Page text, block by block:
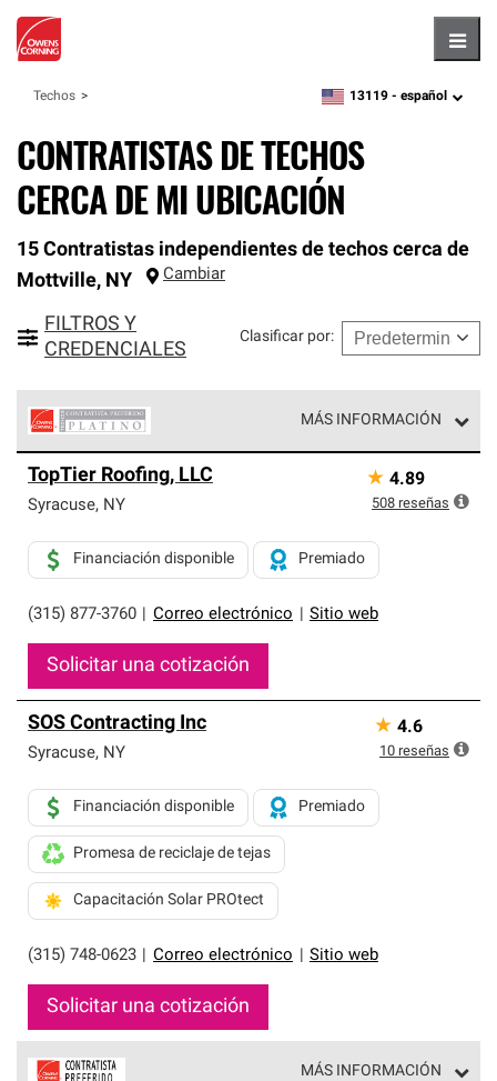
Techos zipcode, language
13119 - español
CONTRATISTAS DE TECHOS
CERCA DE MI UBICACIÓN
15 Contratistas independientes de techos cerca de
Mottville, NY Cambiar
FILTROS Y
CREDENCIALES
Clasificar por:
MÁS INFORMACIÓN
Corning constituyen el nivel superior de nuestra red
exclusiva y cumplen con estándares estrictos de
Solo ellos pueden ofrecer nuestra mejor garantía de
sistemas de techos.
TopTier Roofing, LLC
Syracuse, NY
(315) 877-3760 Correo electrónico Sitio web
Financiación disponible Premiado
Solicitar una cotización
★ 4.89
508 reseñas
SOS Contracting Inc
Syracuse, NY
(315) 748-0623 Correo electrónico Sitio web
Financiación disponible Premiado
Promesa de reciclaje de tejas
Capacitación Solar PROtect
Solicitar una cotización
★ 4.6
10 reseñas
MÁS INFORMACIÓN